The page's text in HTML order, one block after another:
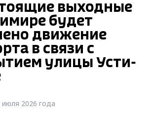
выходные
будет
движение
в связи с
улицы Усти-
2026 года